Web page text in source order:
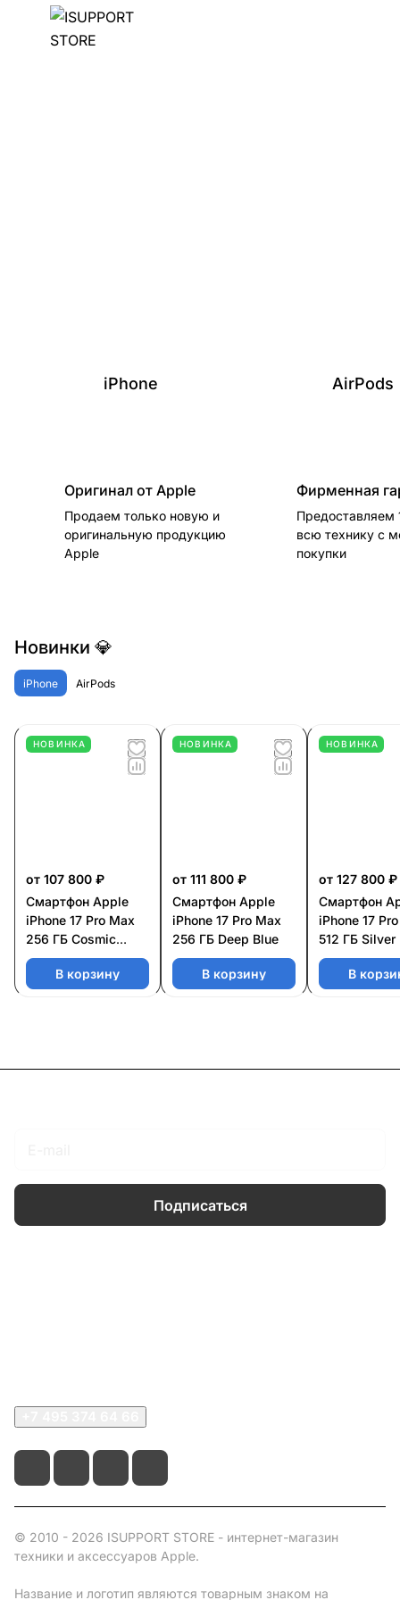
iPhone AirPods
Оригинал от Apple
Продаем только новую и
оригинальную продукцию
Apple
Фирменная
Предоставляем
всю технику с
покупки
Новинки 💎
iPhone AirPods
НОВИНКА
от 107 800 ₽
Смартфон Apple
iPhone 17 Pro Max
256 ГБ Cosmic
Orange
В корзину
НОВИНКА
от 111 800 ₽
Смартфон Apple
iPhone 17 Pro Max
256 ГБ Deep Blue
В корзину
НОВИНКА
от 127 800 ₽
Смартфон
iPhone 17
512 ГБ Silver
В
Подписаться
© 2010 - 2026 ISUPPORT STORE - интернет-магазин
техники и аксессуаров Apple.
Название и логотип являются товарным знаком на